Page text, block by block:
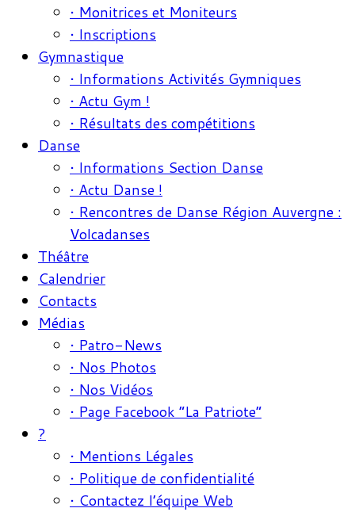
• Monitrices et Moniteurs
• Inscriptions
Gymnastique
• Informations Activités Gymniques
• Actu Gym !
• Résultats des compétitions
Danse
• Informations Section Danse
• Actu Danse !
• Rencontres de Danse Région Auvergne :
Volcadanses
Théâtre
Calendrier
Contacts
Médias
• Patro-News
• Nos Photos
• Nos Vidéos
• Page Facebook “La Patriote”
?
• Mentions Légales
• Politique de confidentialité
• Contactez l’équipe Web